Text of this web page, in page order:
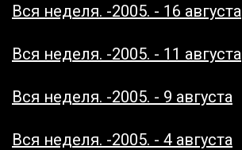
Вся неделя. -2005. - 16 августа
Вся неделя. -2005. - 11 августа
Вся неделя. -2005. - 9 августа
Вся неделя. -2005. - 4 августа